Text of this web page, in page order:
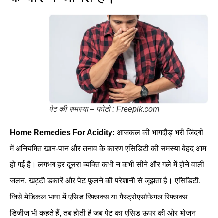
पेट की समस्या – फोटो : Freepik.com
Home Remedies For Acidity: आजकल की भागदौड़ भरी जिंदगी
में अनियमित खान-पान और तनाव के कारण एसिडिटी की समस्या बेहद आम
हो गई है। लगभग हर दूसरा व्यक्ति कभी न कभी सीने और गले में होने वाली
जलन, खट्टी डकारें और पेट फूलने की परेशानी से जूझता है। एसिडिटी,
जिसे मेडिकल भाषा में एसिड रिफ्लक्स या गैस्ट्रोएसोफेगल रिफ्लक्स
डिजीज भी कहते हैं, तब होती है जब पेट का एसिड ऊपर की ओर भोजन